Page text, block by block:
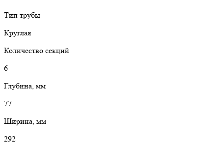
Тип трубы
Круглая
Количество секций
6
Глубина, мм
77
Ширина, мм
292